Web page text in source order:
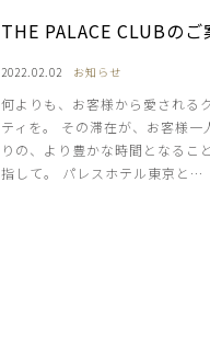
THE PALACE CLUBのご
2022.02.02 お知らせ
何よりも、お客様から愛される
ティを。 その滞在が、お客様一
りの、より豊かな時間となるこ
指して。 パレスホテル東京と…